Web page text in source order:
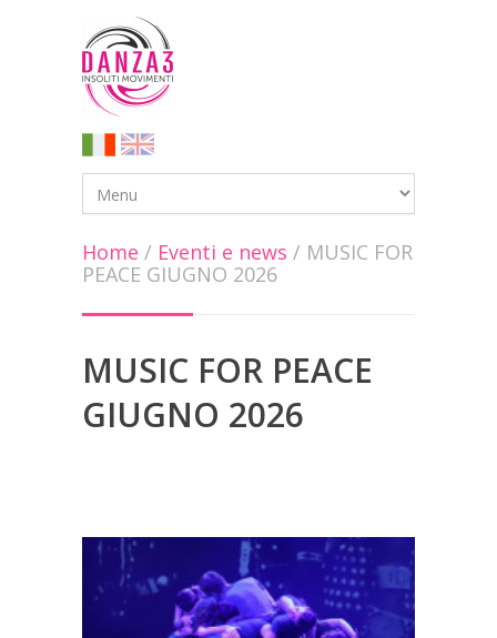
Home / Eventi e news / MUSIC FOR
PEACE GIUGNO 2026
MUSIC FOR PEACE
GIUGNO 2026